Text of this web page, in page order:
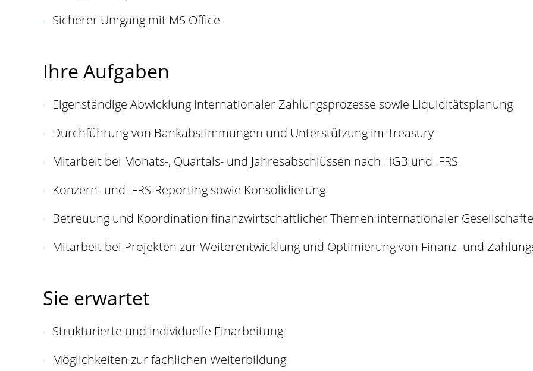
Sicherer Umgang mit MS Office
Ihre Aufgaben
Eigenständige Abwicklung internationaler Zahlungsprozesse sowie Liquiditätsplanung
Durchführung von Bankabstimmungen und Unterstützung im Treasury
Mitarbeit bei Monats-, Quartals- und Jahresabschlüssen nach HGB und IFRS
Konzern- und IFRS-Reporting sowie Konsolidierung
Betreuung und Koordination finanzwirtschaftlicher Themen internationaler
Mitarbeit bei Projekten zur Weiterentwicklung und Optimierung von Finanz- und
Sie erwartet
Strukturierte und individuelle Einarbeitung
Möglichkeiten zur fachlichen Weiterbildung